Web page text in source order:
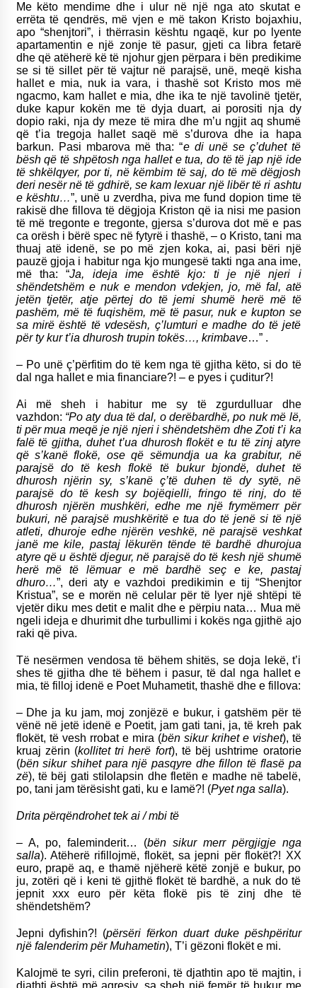
Me këto mendime dhe i ulur në një nga ato skutat e
errëta të qendrës, më vjen e më takon Kristo bojaxhiu,
apo “shenjtori”, i thërrasin kështu ngaqë, kur po lyente
apartamentin e një zonje të pasur, gjeti ca libra fetarë
dhe që atëherë kë të njohur gjen përpara i bën predikime
se si të sillet për të vajtur në parajsë, unë, meqë kisha
hallet e mia, nuk ia vara, i thashë sot Kristo mos më
ngacmo, kam hallet e mia, dhe ika te një tavolinë tjetër,
duke kapur kokën me të dyja duart, ai porositi nja dy
dopio raki, nja dy meze të mira dhe m’u ngjit aq shumë
që t’ia tregoja hallet saqë më s’durova dhe ia hapa
barkun. Pasi mbarova më tha: “e di unë se ç’duhet të
bësh që të shpëtosh nga hallet e tua, do të të jap një ide
të shkëlqyer, por ti, në këmbim të saj, do të më dëgjosh
deri nesër në të gdhirë, se kam lexuar një libër të ri ashtu
e kështu…”, unë u zverdha, piva me fund dopion time të
rakisë dhe fillova të dëgjoja Kriston që ia nisi me pasion
të më tregonte e tregonte, gjersa s’durova dot më e pas
ca orësh i bërë spec në fytyrë i thashë, – o Kristo, tani ma
thuaj atë idenë, se po më zjen koka, ai, pasi bëri një
pauzë gjoja i habitur nga kjo mungesë takti nga ana ime,
më tha: “Ja, ideja ime është kjo: ti je një njeri i
shëndetshëm e nuk e mendon vdekjen, jo, më fal, atë
jetën tjetër, atje përtej do të jemi shumë herë më të
pashëm, më të fuqishëm, më të pasur, nuk e kupton se
sa mirë është të vdesësh, ç’lumturi e madhe do të jetë
për ty kur t’ia dhurosh trupin tokës…, krimbave…” .
– Po unë ç’përfitim do të kem nga të gjitha këto, si do të
dal nga hallet e mia financiare?! – e pyes i çuditur?!
Ai më sheh i habitur me sy të zgurdulluar dhe
vazhdon: “Po aty dua të dal, o derëbardhë, po nuk më lë,
ti për mua meqë je një njeri i shëndetshëm dhe Zoti t’i ka
falë të gjitha, duhet t’ua dhurosh flokët e tu të zinj atyre
që s’kanë flokë, ose që sëmundja ua ka grabitur, në
parajsë do të kesh flokë të bukur bjondë, duhet të
dhurosh njërin sy, s’kanë ç’të duhen të dy sytë, në
parajsë do të kesh sy bojëqielli, fringo të rinj, do të
dhurosh njërën mushkëri, edhe me një frymëmerr për
bukuri, në parajsë mushkëritë e tua do të jenë si të një
atleti, dhuroje edhe njërën veshkë, në parajsë veshkat
janë me kile, pastaj lëkurën tënde të bardhë dhurojua
atyre që u është djegur, në parajsë do të kesh një shumë
herë më të lëmuar e më bardhë seç e ke, pastaj
dhuro…”, deri aty e vazhdoi predikimin e tij “Shenjtor
Kristua”, se e morën në celular për të lyer një shtëpi të
vjetër diku mes detit e malit dhe e përpiu nata… Mua më
ngeli ideja e dhurimit dhe turbullimi i kokës nga gjithë ajo
raki që piva.
Të nesërmen vendosa të bëhem shitës, se doja lekë, t’i
shes të gjitha dhe të bëhem i pasur, të dal nga hallet e
mia, të filloj idenë e Poet Muhametit, thashë dhe e fillova:
– Dhe ja ku jam, moj zonjëzë e bukur, i gatshëm për të
vënë në jetë idenë e Poetit, jam gati tani, ja, të kreh pak
flokët, të vesh rrobat e mira (bën sikur krihet e vishet), të
kruaj zërin (kollitet tri herë fort), të bëj ushtrime oratorie
(bën sikur shihet para një pasqyre dhe fillon të flasë pa
zë), të bëj gati stilolapsin dhe fletën e madhe në tabelë,
po, tani jam tërësisht gati, ku e lamë?! (Pyet nga salla).
Drita përqëndrohet tek ai / mbi të
– A, po, faleminderit… (bën sikur merr përgjigje nga
salla). Atëherë rifillojmë, flokët, sa jepni për flokët?! XX
euro, prapë aq, e thamë njëherë këtë zonjë e bukur, po
ju, zotëri që i keni të gjithë flokët të bardhë, a nuk do të
jepnit xxx euro për këta flokë pis të zinj dhe të
shëndetshëm?
Jepni dyfishin?! (përsëri fërkon duart duke pëshpëritur
një falenderim për Muhametin), T’i gëzoni flokët e mi.
Kalojmë te syri, cilin preferoni, të djathtin apo të majtin, i
djathti është më agresiv, sa sheh një femër të bukur me